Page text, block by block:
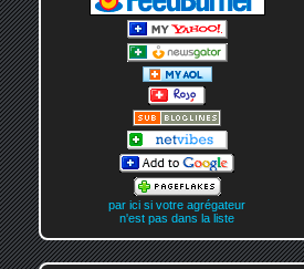
par ici si votre agrégateur
n'est pas dans la liste